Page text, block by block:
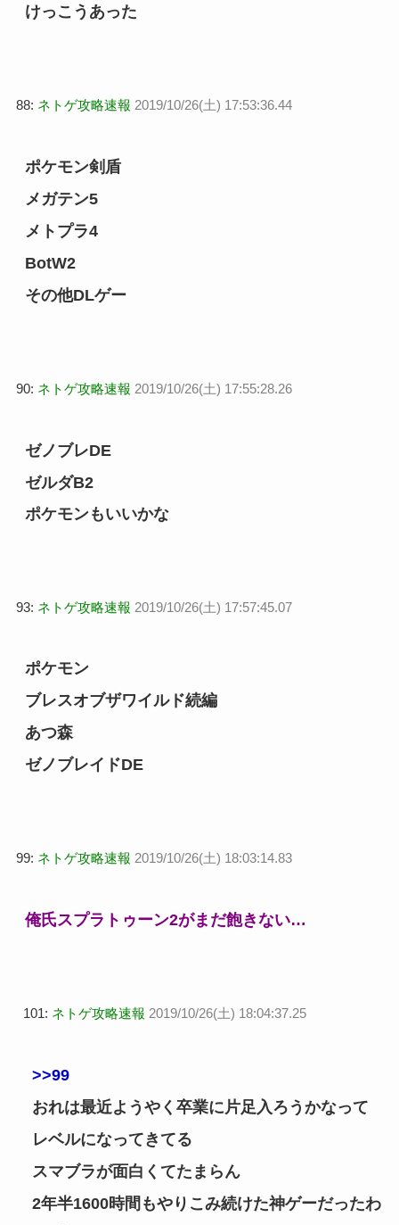
けっこうあった
88: ネトゲ攻略速報 2019/10/26(土) 17:53:36.44
ポケモン剣盾
メガテン5
メトプラ4
BotW2
その他DLゲー
90: ネトゲ攻略速報 2019/10/26(土) 17:55:28.26
ゼノブレDE
ゼルダB2
ポケモンもいいかな
93: ネトゲ攻略速報 2019/10/26(土) 17:57:45.07
ポケモン
ブレスオブザワイルド続編
あつ森
ゼノブレイドDE
99: ネトゲ攻略速報 2019/10/26(土) 18:03:14.83
俺氏スプラトゥーン2がまだ飽きない…
101: ネトゲ攻略速報 2019/10/26(土) 18:04:37.25
>>99
おれは最近ようやく卒業に片足入ろうかなって
レベルになってきてる
スマブラが面白くてたまらん
2年半1600時間もやりこみ続けた神ゲーだったわ